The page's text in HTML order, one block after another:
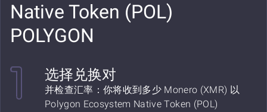
Native Token (POL)
POLYGON
选择兑换对
并检查汇率：你将收到多少 Monero (XMR) 以
Polygon Ecosystem Native Token (POL)